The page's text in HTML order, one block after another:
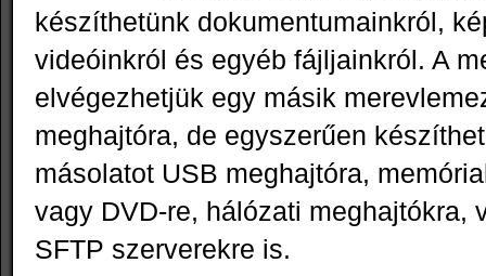
készíthetünk dokumentumainkról,
videóinkról és egyéb fájljainkról. A
elvégezhetjük egy másik
meghajtóra, de egyszerűen
másolatot USB meghajtóra,
vagy DVD-re, hálózati meghajtókra,
SFTP szerverekre is.